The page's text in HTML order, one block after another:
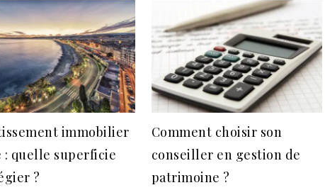
immobilier
: quelle superficie
?
Comment choisir son
conseiller en gestion de
patrimoine ?